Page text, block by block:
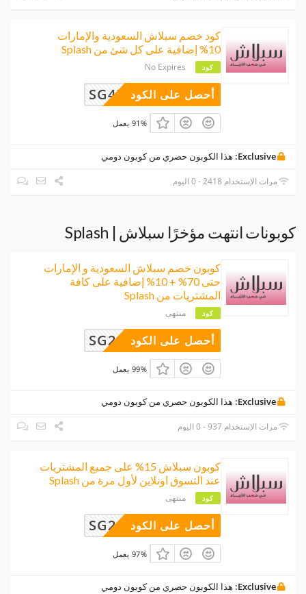
كود خصم سبلاش السعودية والإمارات
10% إضافية على كل شئ من Splash
كود No Expires
SG456أحصل على الكود
91% يعمل
Exclusive: هذا الكوبون حصري من كوبون دومي
مرات الإستخدام 2418 - 0 اليوم
كوبونات انتهت مؤخرًا سبلاش | Splash
كوبون خصم سبلاش السعودية و الإمارات
حتى 70% + 10% إضافية على كافة
المشتريات من Splash
كود منتهى
SG20 أحصل على الكود
99% يعمل
Exclusive: هذا الكوبون حصري من كوبون دومي
مرات الإستخدام 937 - 0 اليوم
كوبون سبلاش 15% على جميع المشتريات
عند التسوق اونلاين لأول مرة من Splash
كود منتهى
SG21 أحصل على الكود
97% يعمل
Exclusive: هذا الكوبون حصري من كوبون دومي